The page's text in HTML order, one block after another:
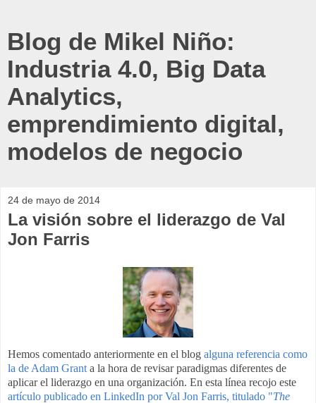
Blog de Mikel Niño:
Industria 4.0, Big Data
Analytics,
emprendimiento digital,
modelos de negocio
24 de mayo de 2014
La visión sobre el liderazgo de Val
Jon Farris
Hemos comentado anteriormente en el blog alguna referencia como
la de Adam Grant a la hora de revisar paradigmas diferentes de
aplicar el liderazgo en una organización. En esta línea recojo este
artículo publicado en LinkedIn por Val Jon Farris, titulado "The